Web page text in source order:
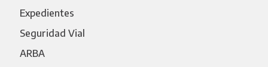
Expedientes
Seguridad Vial
ARBA